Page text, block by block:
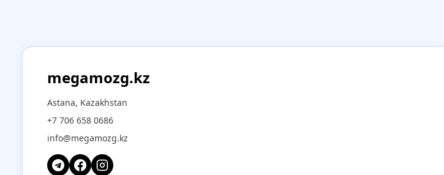
megamozg.kz
Astana, Kazakhstan
+7 706 658 0686
info@megamozg.kz